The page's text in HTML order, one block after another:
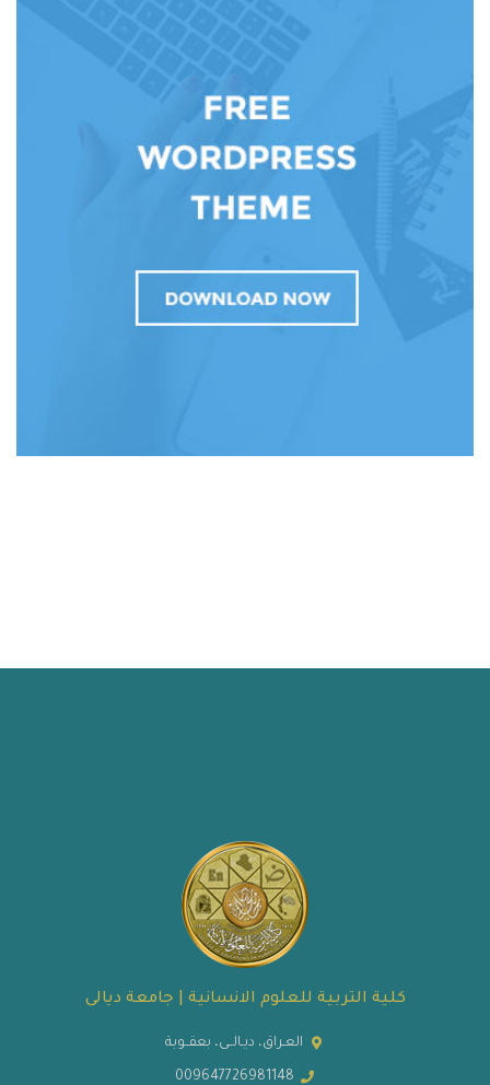
كلية التربية للعلوم الانسانية | جامعة ديالى
العـراق، ديـالــى، بعقــوبة
009647726981148